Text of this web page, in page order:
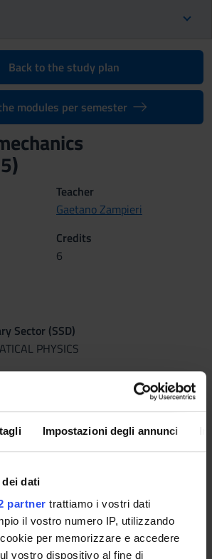
Impostazioni degli annunci
dei dati
partner trattiamo i vostri dati
il vostro numero IP, utilizzando
per memorizzare e accedere
vostro dispositivo al fine di
Back to the study plan
modules per semester
Teacher
Gaetano Zampieri
Credits
6
Sector (SSD)
PHYSICS
al Jun 12, 2015.
and problems which were
The course should also be an
connections between mathematics and